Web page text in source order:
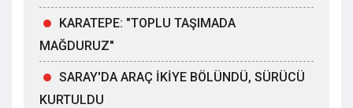
KARATEPE: "TOPLU TAŞIMADA
MAĞDURUZ"
SARAY'DA ARAÇ İKİYE BÖLÜNDÜ, SÜRÜCÜ
KURTULDU